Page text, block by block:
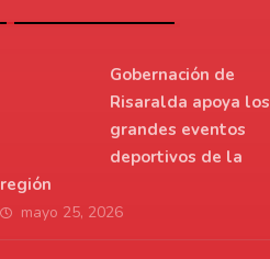
Gobernación de
Risaralda apoya los
grandes eventos
deportivos de la
región
mayo 25, 2026